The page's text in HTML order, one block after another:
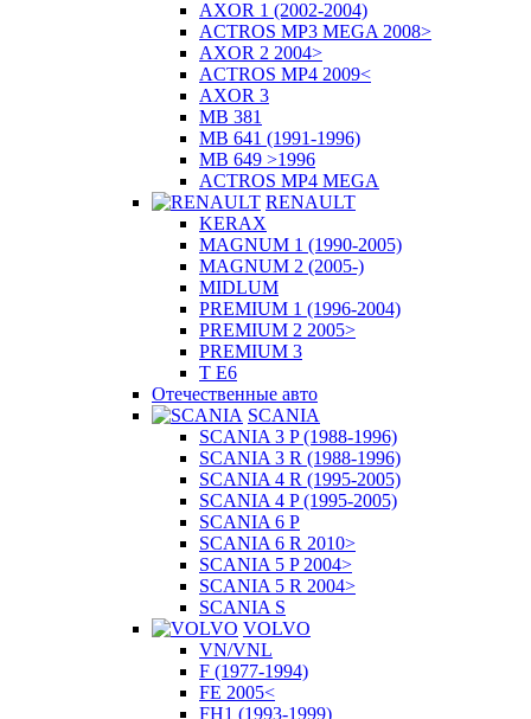
AXOR 1 (2002-2004)
ACTROS MP3 MEGA 2008>
AXOR 2 2004>
ACTROS MP4 2009<
AXOR 3
MB 381
MB 641 (1991-1996)
MB 649 >1996
ACTROS MP4 MEGA
RENAULT
KERAX
MAGNUM 1 (1990-2005)
MAGNUM 2 (2005-)
MIDLUM
PREMIUM 1 (1996-2004)
PREMIUM 2 2005>
PREMIUM 3
T E6
Отечественные авто
SCANIA
SCANIA 3 P (1988-1996)
SCANIA 3 R (1988-1996)
SCANIA 4 R (1995-2005)
SCANIA 4 P (1995-2005)
SCANIA 6 P
SCANIA 6 R 2010>
SCANIA 5 P 2004>
SCANIA 5 R 2004>
SCANIA S
VOLVO
VN/VNL
F (1977-1994)
FE 2005<
FH1 (1993-1999)